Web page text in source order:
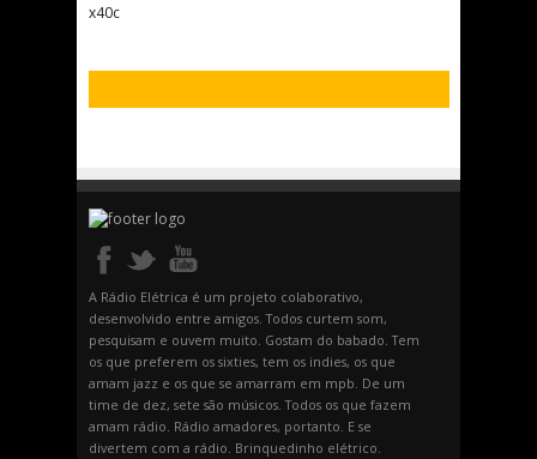
x40c
A Rádio Elétrica é um projeto colaborativo,
desenvolvido entre amigos. Todos curtem som,
pesquisam e ouvem muito. Gostam do babado. Tem
os que preferem os sixties, tem os indies, os que
amam jazz e os que se amarram em mpb. De um
time de dez, sete são músicos. Todos os que fazem
amam rádio. Rádio amadores, portanto. E se
divertem com a rádio. Brinquedinho elétrico.